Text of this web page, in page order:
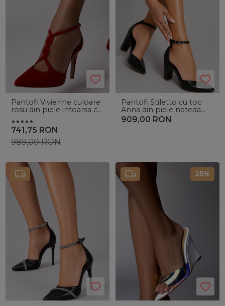
Pantofi Vivienne culoare
rosu din piele intoarsa cu
741,75 RON
989,00RON
Pantofi Stiletto cu toc
Anna din piele neteda
neagra - Vanilla Days
909,00 RON
25%